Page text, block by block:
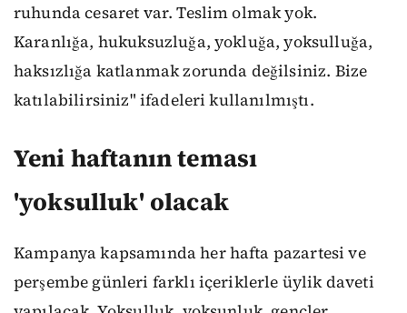
ruhunda cesaret var. Teslim olmak yok.
Karanlığa, hukuksuzluğa, yokluğa, yoksulluğa,
haksızlığa katlanmak zorunda değilsiniz. Bize
katılabilirsiniz" ifadeleri kullanılmıştı.
Yeni haftanın teması
'yoksulluk' olacak
Kampanya kapsamında her hafta pazartesi ve
perşembe günleri farklı içeriklerle üylik daveti